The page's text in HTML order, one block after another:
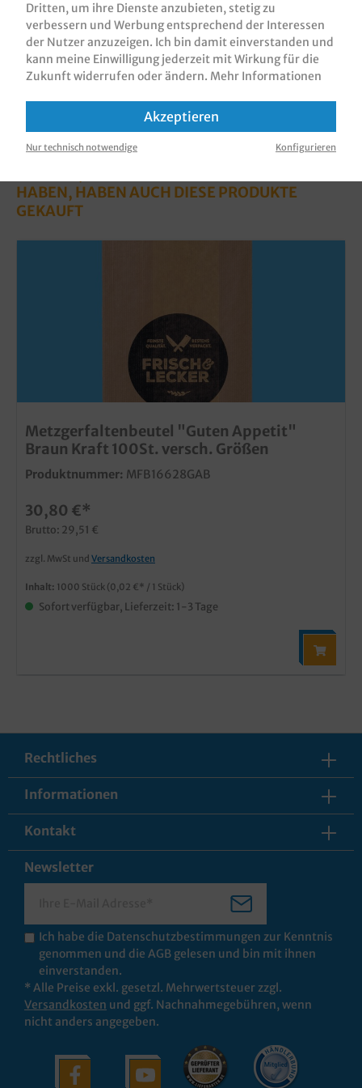
Informationen zur Produktsicherheit
HABEN, HABEN AUCH DIESE PRODUKTE
GEKAUFT
Metzgerfaltenbeutel "Guten Appetit"
Braun Kraft 100St. versch. Größen
Produktnummer: MFB16628GAB
30,80 €*
Brutto: 29,51 €
zzgl. MwSt und Versandkosten
Inhalt: 1000 Stück (0,02 €* / 1 Stück)
Sofort verfügbar, Lieferzeit: 1-3 Tage
Rechtliches
Informationen
Kontakt
Newsletter
Ich habe die Datenschutzbestimmungen zur Kenntnis
genommen und die AGB gelesen und bin mit ihnen
einverstanden.
* Alle Preise exkl. gesetzl. Mehrwertsteuer zzgl.
Versandkosten und ggf. Nachnahmegebühren, wenn
nicht anders angegeben.
Dritten, um ihre Dienste anzubieten, stetig zu
verbessern und Werbung entsprechend der Interessen
der Nutzer anzuzeigen. Ich bin damit einverstanden und
kann meine Einwilligung jederzeit mit Wirkung für die
Zukunft widerrufen oder ändern. Mehr Informationen
Akzeptieren
Nur technisch notwendige Konfigurieren